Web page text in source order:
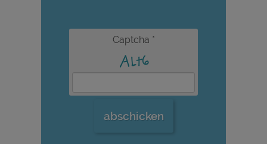
Captcha *
abschicken